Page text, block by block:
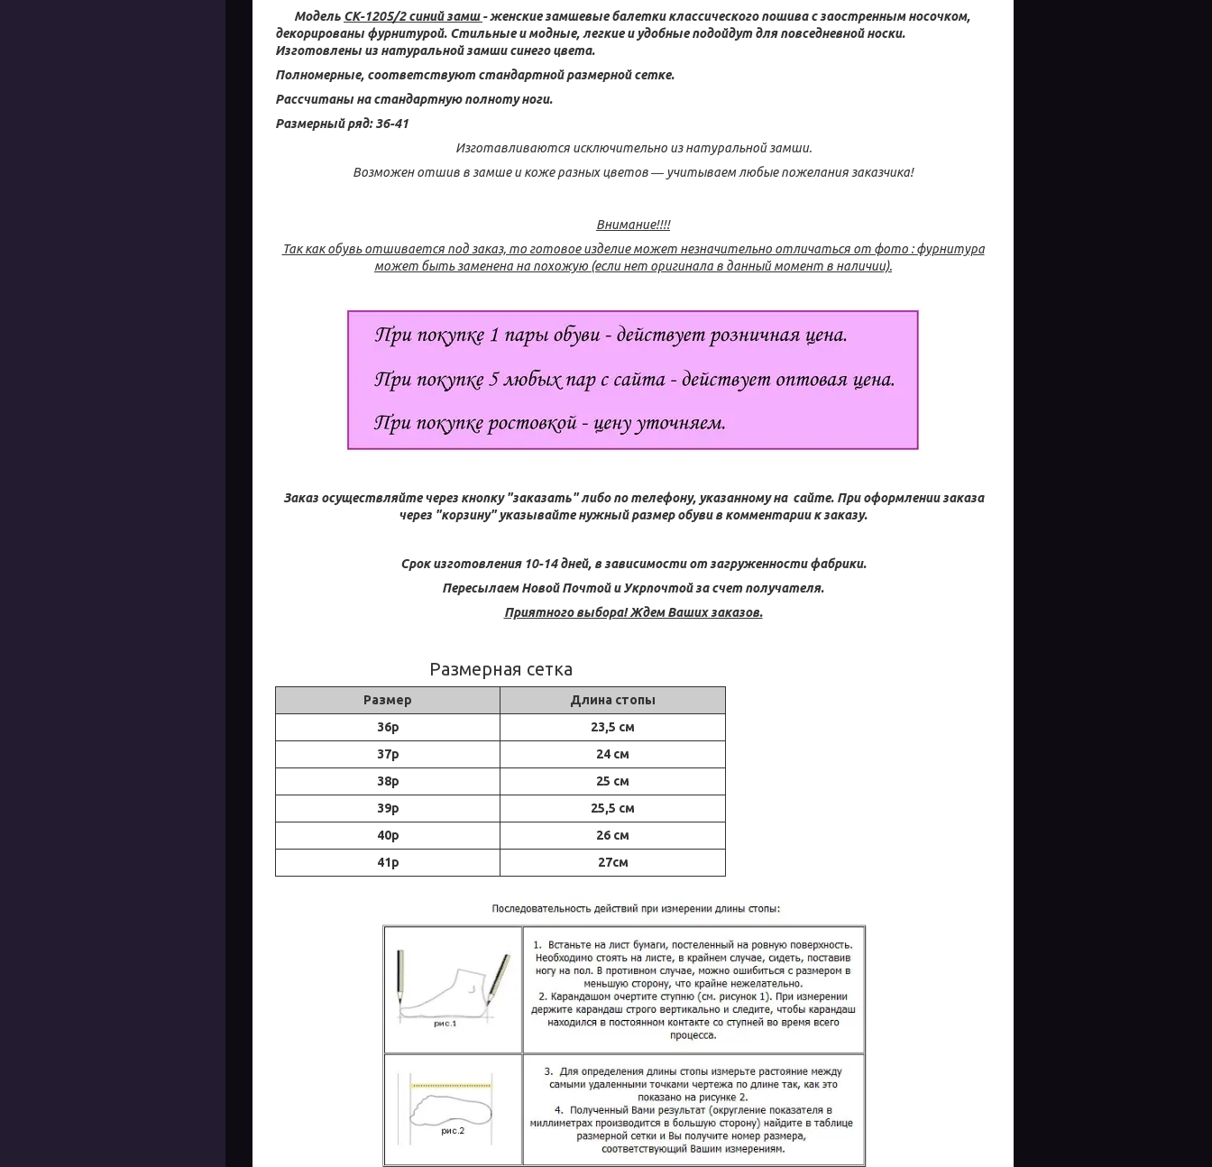
Модель СК-1205/2 синий замш- женские замшевые балетки классического пошива с заостренным носочком,
декорированы фурнитурой. Стильные и модные, легкие и удобныеподойдут для повседневной носки.
Изготовлены из натуральной замши синего цвета.
Полномерные, соответствуют стандартной размерной сетке.
Рассчитаны на стандартную полноту ноги.
Размерный ряд: 36-41
Изготавливаются исключительно из натуральной замши.
Возможен отшив в замше и коже разных цветов ― учитываем любые пожелания заказчика!
Внимание!!!!
Так как обувь отшивается под заказ, то готовое изделие может незначительно отличаться от фото : фурнитура
может быть заменена на похожую (если нет оригинала в данный момент в наличии).
Заказ осуществляйте через кнопку "заказать" либо по телефону, указанному на сайте. При оформлении заказа
через "корзину" указывайте нужный размер обуви в комментарии к заказу.
Срок изготовления 10-14 дней, в зависимости от загруженности фабрики.
Пересылаем Новой Почтой и Укрпочтой за счет получателя.
Приятного выбора! Ждем Ваших заказов.
Размер Длина стопы
Размерная сетка
36р
23,5 см
37р
24 см
38р
25 см
39р
25,5 см
40р
26 см
41р
27см